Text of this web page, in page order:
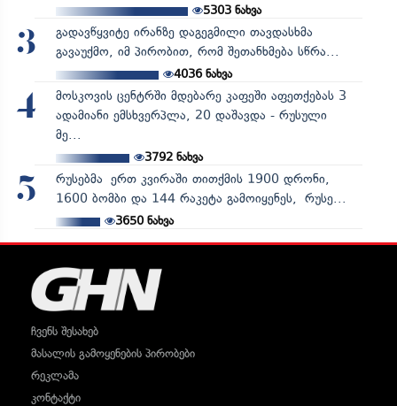
5303ნახვა
3
გადავწყვიტე ირანზე დაგეგმილი თავდასხმა
გავაუქმო, იმ პირობით, რომ შეთანხმება სწრა...
4036ნახვა
4
მოსკოვის ცენტრში მდებარე კაფეში აფეთქებას 3
ადამიანი ემსხვერპლა, 20 დაშავდა - რუსული
მე...
3792ნახვა
5
რუსებმა ერთ კვირაში თითქმის 1900 დრონი,
1600 ბომბი და 144 რაკეტა გამოიყენეს, რუსე...
3650ნახვა
ჩვენს შესახებ
მასალის გამოყენების პირობები
რეკლამა
კონტაქტი